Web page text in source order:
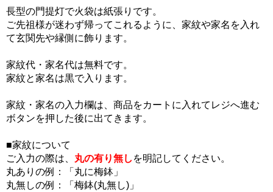
長型の門提灯で火袋は紙張りです。
ご先祖様が迷わず帰ってこれるように、家紋や家名を入れ
て玄関先や縁側に飾ります。
家紋代・家名代は無料です。
家紋と家名は黒で入ります。
家紋・家名の入力欄は、商品をカートに入れてレジへ進む
ボタンを押した後に出てきます。
■家紋について
ご入力の際は、 丸の有り無し を明記してください。
丸ありの例：「丸に梅鉢」
丸無しの例：「梅鉢(丸無し)」